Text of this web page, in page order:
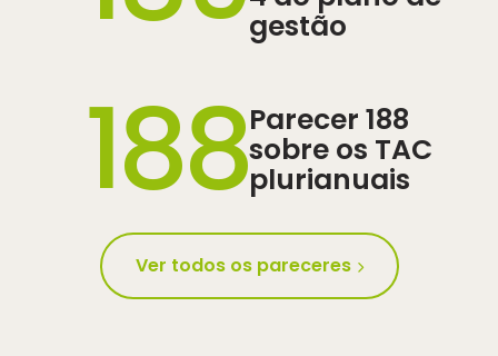
gestão
188Parecer 188
sobre os TAC
plurianuais
Ver todos os pareceres